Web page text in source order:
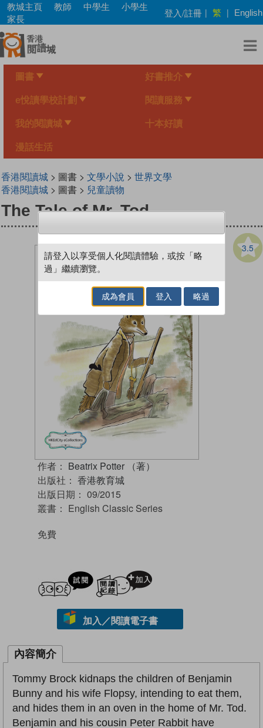
Skip
main
content
教城主頁 教師 中學生
小學生
家長
登入/註冊 | 繁 | English
圖書 好書推介
e悅讀學校計劃 閱讀服務
我的閱讀城 十本好讀
漫話生活
香港閱讀城> 圖書 > 文學小說 > 世界文學
香港閱讀城> 圖書 > 兒童讀物
The Tale of Mr. Tod
3.5
作者： Beatrix Potter （著）
出版社： 香港教育城
出版日期： 09/2015
叢書： English Classic Series
免費
試閲
加入／閱讀電子書
內容簡介
Tommy Brock kidnaps the children of Benjamin
Bunny and his wife Flopsy, intending to eat them,
and hides them in an oven in the home of Mr. Tod.
Benjamin and his cousin Peter Rabbit have
請登入以享受個人化閱讀體驗，或按「略
過」繼續瀏覽。
成為會員 登入 略過